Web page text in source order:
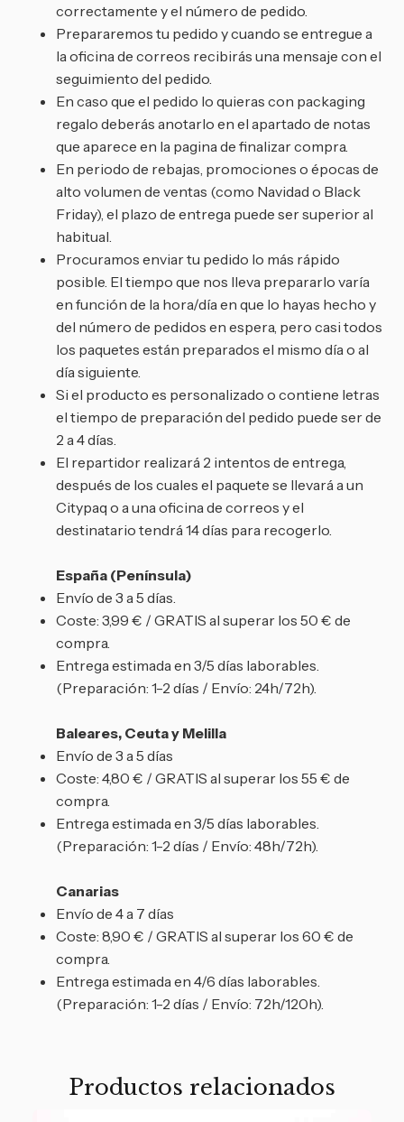
correctamente y el número de pedido.
Prepararemos tu pedido y cuando se entregue a
la oficina de correos recibirás una mensaje con el
seguimiento del pedido.
En caso que el pedido lo quieras con packaging
regalo deberás anotarlo en el apartado de notas
que aparece en la pagina de finalizar compra.
En periodo de rebajas, promociones o épocas de
alto volumen de ventas (como Navidad o Black
Friday), el plazo de entrega puede ser superior al
habitual.
Procuramos enviar tu pedido lo más rápido
posible. El tiempo que nos lleva prepararlo varía
en función de la hora/día en que lo hayas hecho y
del número de pedidos en espera, pero casi todos
los paquetes están preparados el mismo día o al
día siguiente.
Si el producto es personalizado o contiene letras
el tiempo de preparación del pedido puede ser de
2 a 4 días.
El repartidor realizará 2 intentos de entrega,
después de los cuales el paquete se llevará a un
Citypaq o a una oficina de correos y el
destinatario tendrá 14 días para recogerlo.
España (Península)
Envío de 3 a 5 días.
Coste: 3,99 € / GRATIS al superar los 50 € de
compra.
Entrega estimada en 3/5 días laborables.
(Preparación: 1-2 días / Envío: 24h/72h).
Baleares, Ceuta y Melilla
Envío de 3 a 5 días
Coste: 4,80 € / GRATIS al superar los 55 € de
compra.
Entrega estimada en 3/5 días laborables.
(Preparación: 1-2 días / Envío: 48h/72h).
Canarias
Envío de 4 a 7 días
Coste: 8,90 € / GRATIS al superar los 60 € de
compra.
Entrega estimada en 4/6 días laborables.
(Preparación: 1-2 días / Envío: 72h/120h).
Productos relacionados